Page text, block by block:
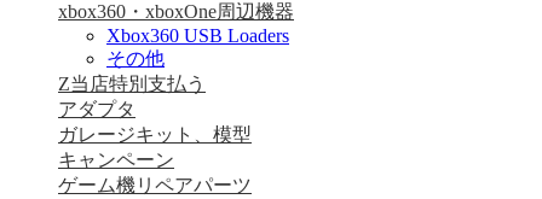
xbox360・xboxOne周辺機器
Xbox360 USB Loaders
その他
Z当店特別支払う
アダプタ
ガレージキット、模型
キャンペーン
ゲーム機リペアパーツ